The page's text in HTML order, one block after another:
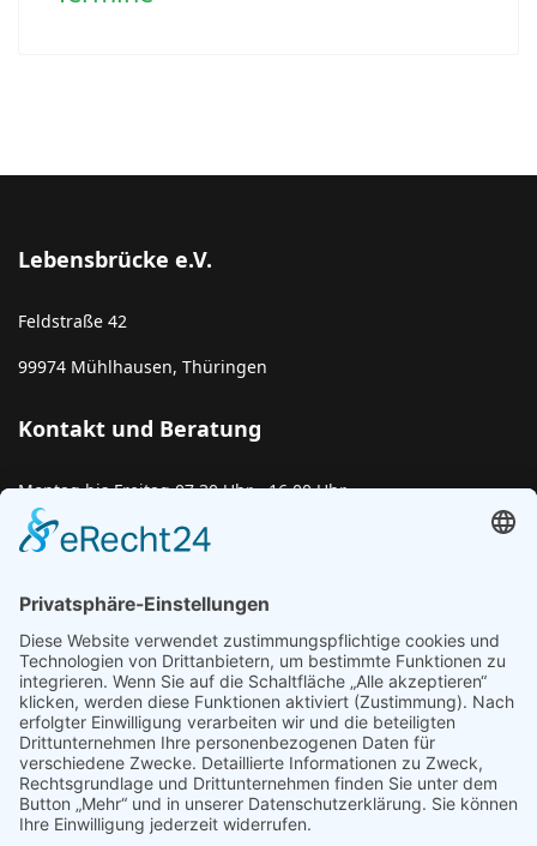
Lebensbrücke e.V.
Feldstraße 42
99974 Mühlhausen, Thüringen
Kontakt und Beratung
Montag bis Freitag 07.30 Uhr - 16.00 Uhr
Tel.: 03601 4056932
Anfahrt
Google Route.